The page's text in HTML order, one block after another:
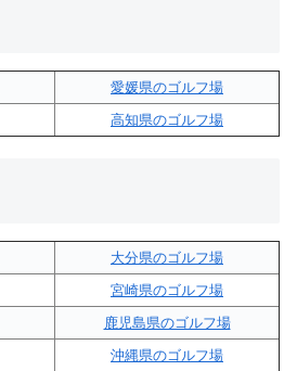
愛媛県のゴルフ場
高知県のゴルフ場
大分県のゴルフ場
宮崎県のゴルフ場
鹿児島県のゴルフ場
沖縄県のゴルフ場